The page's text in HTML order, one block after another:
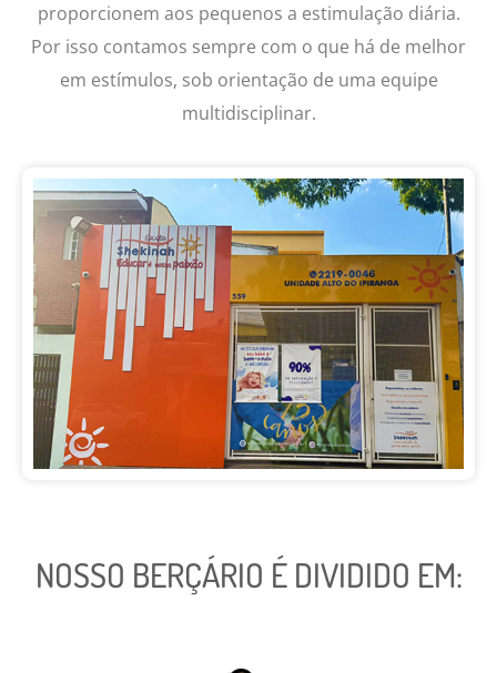
proporcionem aos pequenos a estimulação diária.
Por isso contamos sempre com o que há de melhor
em estímulos, sob orientação de uma equipe
multidisciplinar.
NOSSO BERÇÁRIO É DIVIDIDO EM: